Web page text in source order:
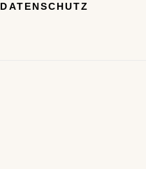
DATENSCHUTZ